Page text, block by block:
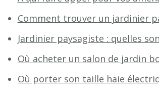
Comment trouver un jardinier
Jardinier paysagiste : quelles
Où acheter un salon de jardin
Où porter son taille haie